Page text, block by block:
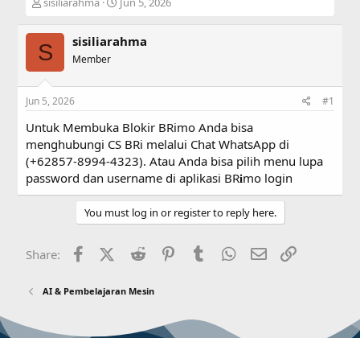
r
e
a
d
t
r
t
e
r
r
a
S sisiliarahma
Member
Jun 5, 2026 #1
Untuk Membuka Blokir BRimo Anda bisa
menghubungi CS BRi melalui Chat WhatsApp di
(+62857-8994-4323). Atau Anda bisa pilih menu lupa
password dan username di aplikasi BR𝐢mo login
You must log in or register to reply here.
Share: FacebookX (Twitter)
Reddit PinterestTumblr WhatsApp
Email
AI & Pembelajaran Mesin